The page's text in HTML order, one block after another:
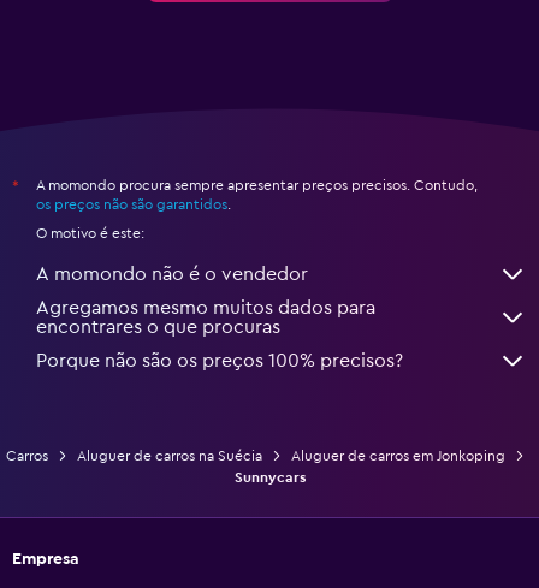
*
A momondo procura sempre apresentar preços precisos. Contudo,
os preços não são garantidos.
O motivo é este:
A momondo não é o vendedor
Agregamos mesmo muitos dados para
encontrares o que procuras
Porque não são os preços 100% precisos?
Carros Aluguer de carros na Suécia
Aluguer de carros em Jonkoping
Sunnycars
Empresa